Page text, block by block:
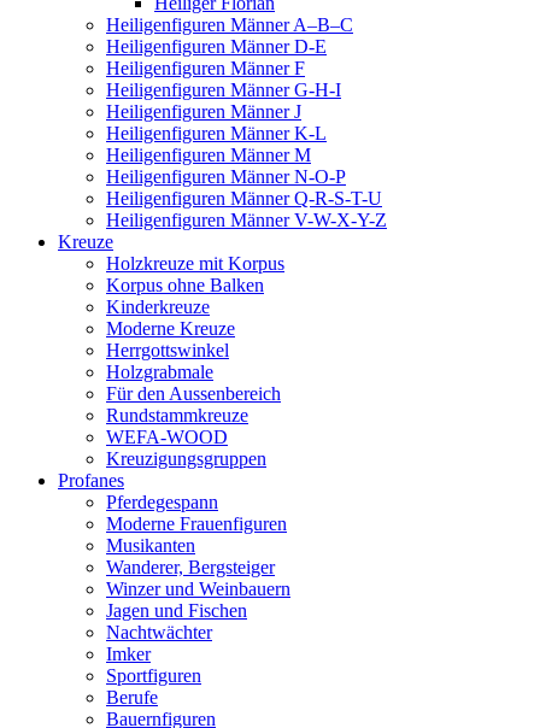
Heiligenfiguren Männer A–B–C
Heiligenfiguren Männer D-E
Heiligenfiguren Männer F
Heiligenfiguren Männer G-H-I
Heiligenfiguren Männer J
Heiligenfiguren Männer K-L
Heiligenfiguren Männer M
Heiligenfiguren Männer N-O-P
Heiligenfiguren Männer Q-R-S-T-U
Heiligenfiguren Männer V-W-X-Y-Z
Kreuze
Holzkreuze mit Korpus
Korpus ohne Balken
Kinderkreuze
Moderne Kreuze
Herrgottswinkel
Holzgrabmale
Für den Aussenbereich
Rundstammkreuze
WEFA-WOOD
Kreuzigungsgruppen
Profanes
Pferdegespann
Moderne Frauenfiguren
Musikanten
Wanderer, Bergsteiger
Winzer und Weinbauern
Jagen und Fischen
Nachtwächter
Imker
Sportfiguren
Berufe
Bauernfiguren